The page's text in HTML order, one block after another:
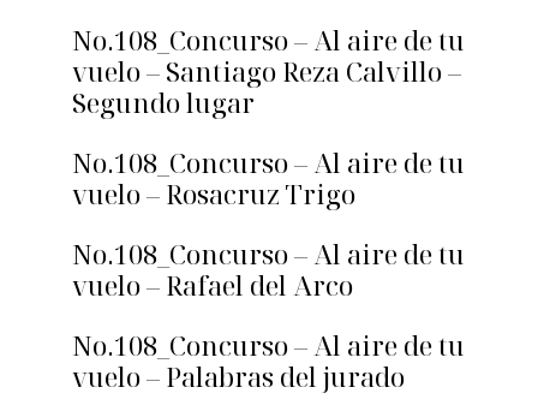
No.108_Concurso – Al aire de tu
vuelo – Santiago Reza Calvillo –
Segundo lugar
No.108_Concurso – Al aire de tu
vuelo – Rosacruz Trigo
No.108_Concurso – Al aire de tu
vuelo – Rafael del Arco
No.108_Concurso – Al aire de tu
vuelo – Palabras del jurado